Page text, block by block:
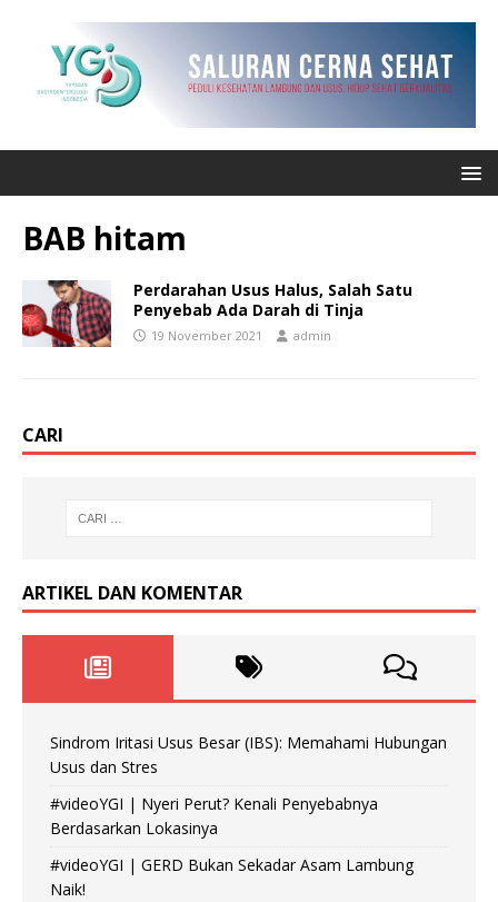
BAB hitam
Perdarahan Usus Halus, Salah Satu
Penyebab Ada Darah di Tinja
19 November 2021 admin
CARI
ARTIKEL DAN KOMENTAR
Sindrom Iritasi Usus Besar (IBS): Memahami Hubungan
Usus dan Stres
#videoYGI | Nyeri Perut? Kenali Penyebabnya
Berdasarkan Lokasinya
#videoYGI | GERD Bukan Sekadar Asam Lambung
Naik!